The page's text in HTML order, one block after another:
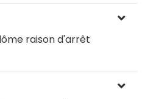
raison d'arrêt